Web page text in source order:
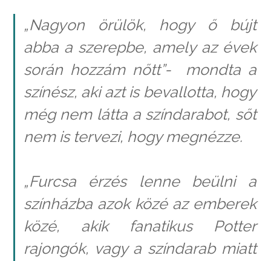
„Nagyon örülök, hogy ő bújt
abba a szerepbe, amely az évek
során hozzám nőtt”- mondta a
színész, aki azt is bevallotta, hogy
még nem látta a színdarabot, sőt
nem is tervezi, hogy megnézze.
„Furcsa érzés lenne beülni a
színházba azok közé az emberek
közé, akik fanatikus Potter
rajongók, vagy a színdarab miatt